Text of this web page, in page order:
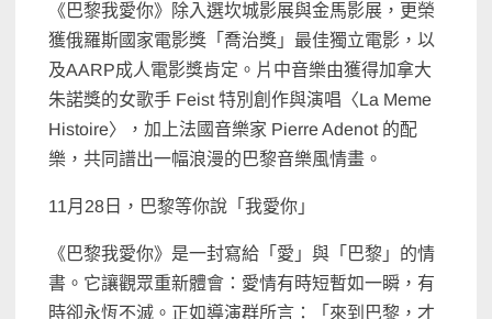
《巴黎我愛你》除入選坎城影展與金馬影展，更榮
獲俄羅斯國家電影獎「喬治獎」最佳獨立電影，以
及AARP成人電影獎肯定。片中音樂由獲得加拿大
朱諾獎的女歌手 Feist 特別創作與演唱〈La Meme
Histoire〉，加上法國音樂家 Pierre Adenot 的配
樂，共同譜出一幅浪漫的巴黎音樂風情畫。
11月28日，巴黎等你說「我愛你」
《巴黎我愛你》是一封寫給「愛」與「巴黎」的情
書。它讓觀眾重新體會：愛情有時短暫如一瞬，有
時卻永恆不滅。正如導演群所言：「來到巴黎，才